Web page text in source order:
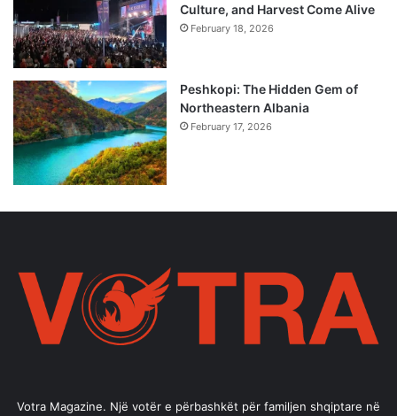
Culture, and Harvest Come Alive
February 18, 2026
Peshkopi: The Hidden Gem of
Northeastern Albania
February 17, 2026
Votra Magazine. Një votër e përbashkët për familjen shqiptare në